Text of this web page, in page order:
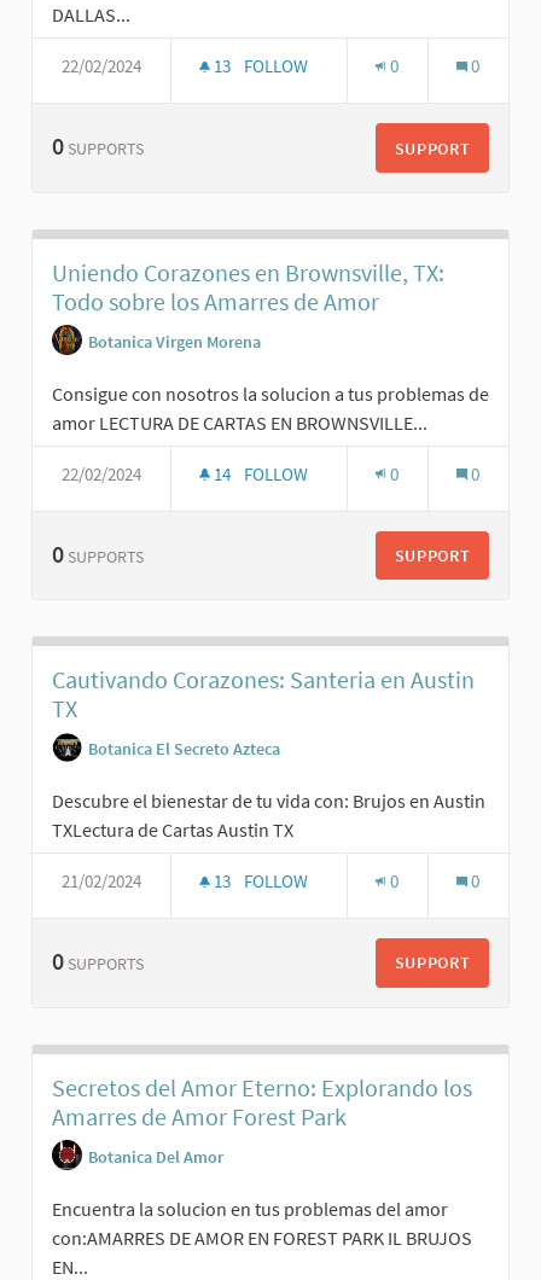
DALLAS...
22/02/2024 13 FOLLOW 0 0
0 SUPPORTS SUPPORT
Uniendo Corazones en Brownsville, TX:
Todo sobre los Amarres de Amor
Botanica Virgen Morena
Consigue con nosotros la solucion a tus problemas de
amor LECTURA DE CARTAS EN BROWNSVILLE...
22/02/2024 14 FOLLOW 0 0
0 SUPPORTS SUPPORT
Cautivando Corazones: Santeria en Austin
TX
Botanica El Secreto Azteca
Descubre el bienestar de tu vida con: Brujos en Austin
TXLectura de Cartas Austin TX
21/02/2024 13 FOLLOW 0 0
0 SUPPORTS SUPPORT
Secretos del Amor Eterno: Explorando los
Amarres de Amor Forest Park
Botanica Del Amor
Encuentra la solucion en tus problemas del amor
con:AMARRES DE AMOR EN FOREST PARK IL BRUJOS
EN...